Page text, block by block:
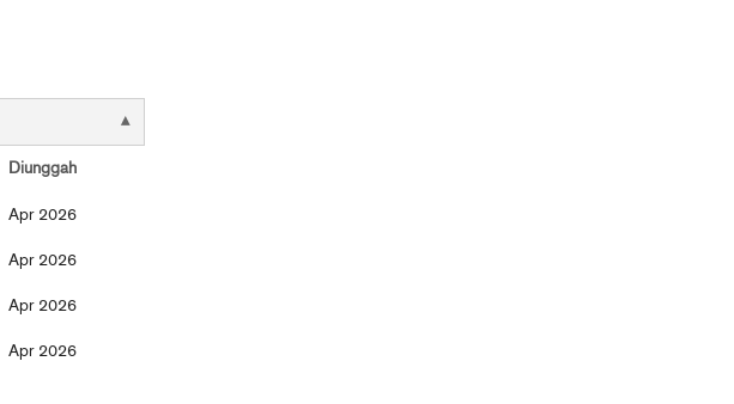
Diunggah
Apr 2026
Apr 2026
Apr 2026
Apr 2026